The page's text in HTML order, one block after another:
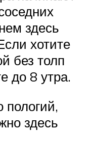
здесь
хотите
без толп
до 8 утра.
пологий,
здесь